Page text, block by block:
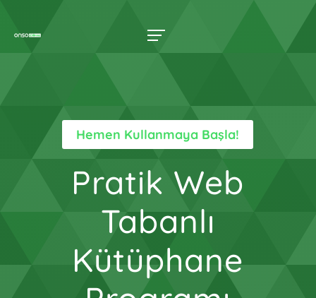
Hemen Kullanmaya Başla!
Pratik Web
Tabanlı
Kütüphane